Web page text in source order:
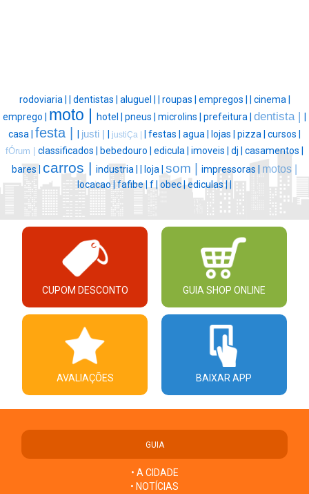
rodoviaria | | dentistas | aluguel | | roupas | empregos | | cinema |
emprego | moto | hotel | pneus | microlins | prefeitura | dentista | |
casa | festa | | justi | | justiÇa | | festas | agua | lojas | pizza | cursos |
fÓrum | classificados | bebedouro | edicula | imoveis | dj | casamentos |
bares | carros | industria | | loja | som | impressoras | motos |
locacao | fafibe | f | obec |ediculas ||
CUPOM DESCONTO GUIA SHOP ONLINE
AVALIAÇÕES BAIXAR APP
GUIA
• A CIDADE
• NOTÍCIAS